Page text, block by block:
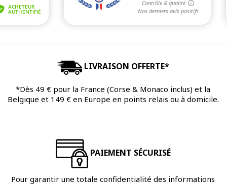
LIVRAISON OFFERTE*
*Dès 49 € pour la France (Corse & Monaco inclus) et la
Belgique et 149 € en Europe en points relais ou à domicile.
PAIEMENT SÉCURISÉ
Pour garantir une totale confidentialité des informations